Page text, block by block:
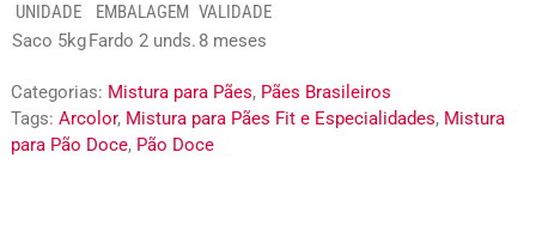
UNIDADE EMBALAGEM VALIDADE
Saco 5kgFardo 2 unds. 8 meses
Categorias: Mistura para Pães, Pães Brasileiros
Tags: Arcolor, Mistura para Pães Fit e Especialidades, Mistura
para Pão Doce, Pão Doce